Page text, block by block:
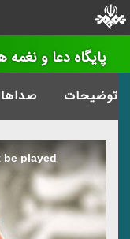
پایگاه دعا و
توضیحات صداها
played